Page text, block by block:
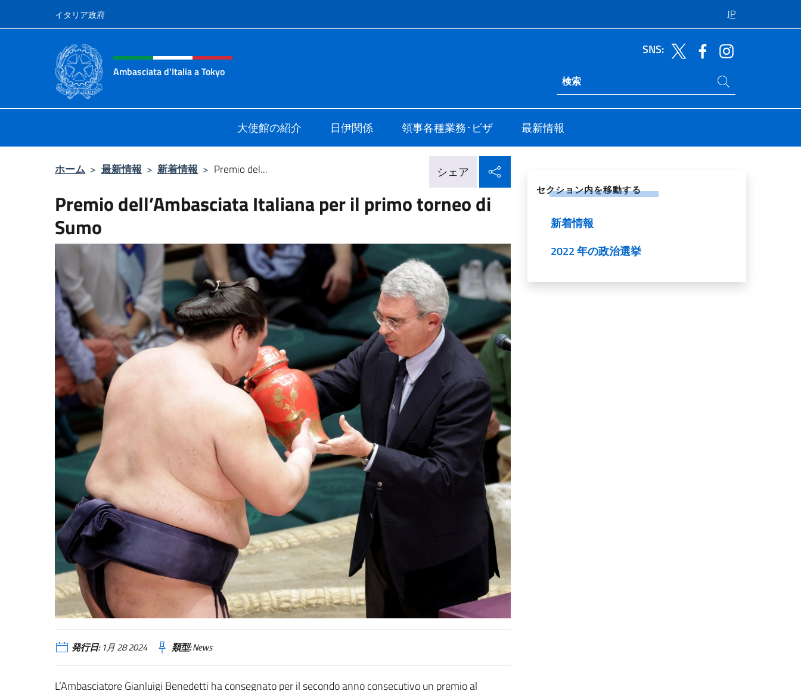
コンテンツへスキップ
イタリア政府 JP
Header, social and menu of site
Ambasciata d'Italia a Tokyo
SNS:
Ricerca sito live
サイト内検索
大使館の紹介 日伊関係 領事各種業務･ビザ 最新情報
ホーム > 最新情報 > 新着情報 > Premio del... シェア
Premio dell’Ambasciata Italiana per il primo torneo di
Sumo
発行日:1月 28 2024 類型:News
L’Ambasciatore Gianluigi Benedetti ha consegnato per il secondo anno consecutivo un premio al
セクション内を移動する
新着情報
2022 年の政治選挙